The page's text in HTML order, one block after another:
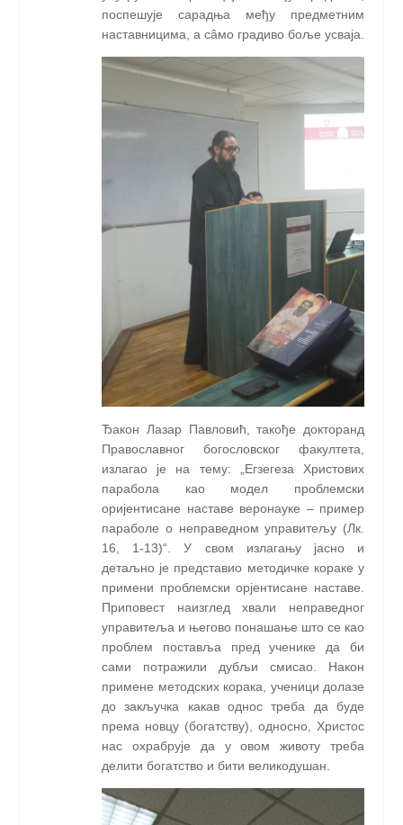
поспешује сарадња међу предметним
наставницима, а сâмо градиво боље усваја.
Ђакон Лазар Павловић, такође докторанд
Православног богословског факултета,
излагао је на тему: „Егзегеза Христових
парабола као модел проблемски
оријентисане наставе веронауке – пример
параболе о неправедном управитељу (Лк.
16, 1-13)“. У свом излагању јасно и
детаљно је представио методичке кораке у
примени проблемски орјентисане наставе.
Приповест наизглед хвали неправедног
управитеља и његово понашање што се као
проблем поставља пред ученике да би
сами потражили дубљи смисао. Након
примене методских корака, ученици долазе
до закључка какав однос треба да буде
према новцу (богатству), односно, Христос
нас охрабрује да у овом животу треба
делити богатство и бити великодушан.